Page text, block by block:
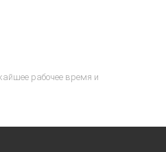
рабочее время и